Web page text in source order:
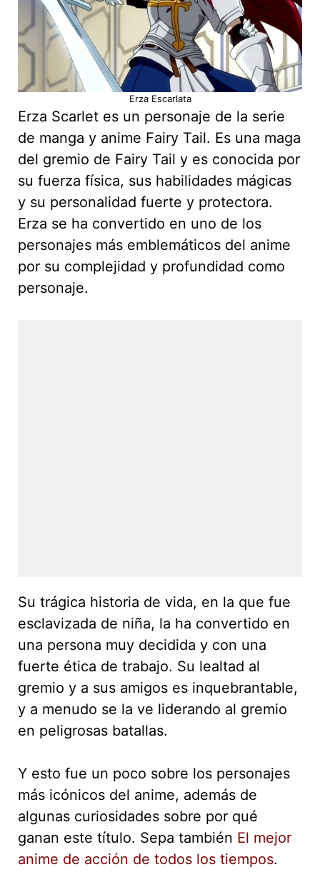
Erza Escarlata
Erza Scarlet es un personaje de la serie
de manga y anime Fairy Tail. Es una maga
del gremio de Fairy Tail y es conocida por
su fuerza física, sus habilidades mágicas
y su personalidad fuerte y protectora.
Erza se ha convertido en uno de los
personajes más emblemáticos del anime
por su complejidad y profundidad como
personaje.
Su trágica historia de vida, en la que fue
esclavizada de niña, la ha convertido en
una persona muy decidida y con una
fuerte ética de trabajo. Su lealtad al
gremio y a sus amigos es inquebrantable,
y a menudo se la ve liderando al gremio
en peligrosas batallas.
Y esto fue un poco sobre los personajes
más icónicos del anime, además de
algunas curiosidades sobre por qué
ganan este título. Sepa también El mejor
anime de acción de todos los tiempos.